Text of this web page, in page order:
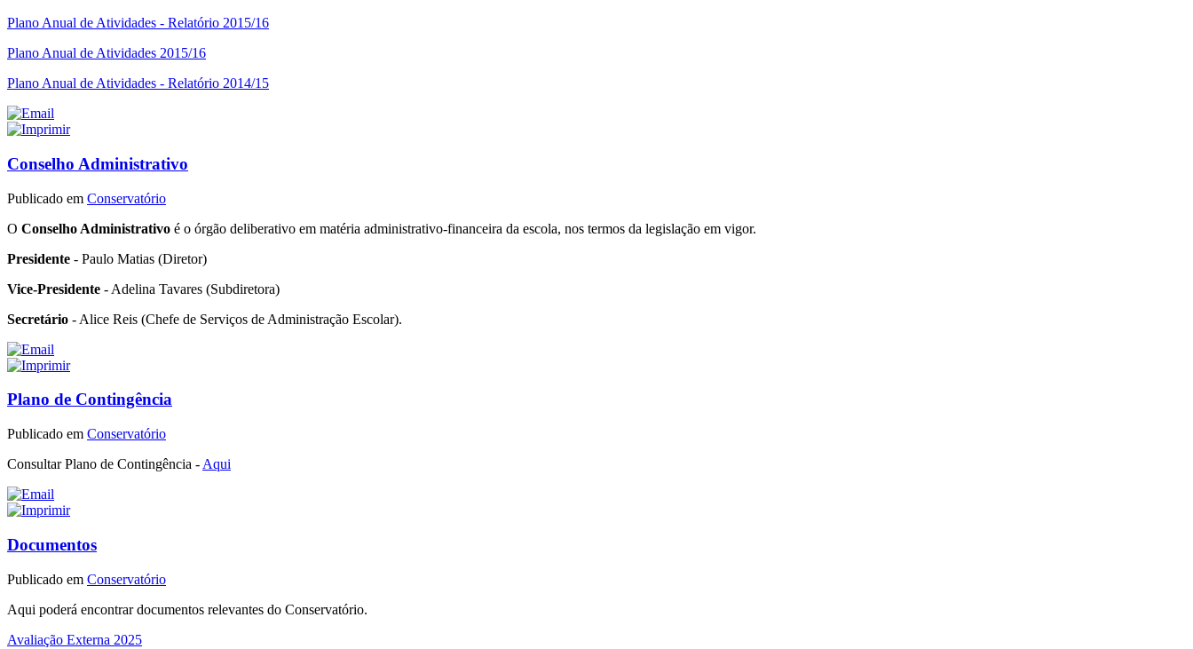
Plano Anual de Atividades - Relatório 2015/16
Plano Anual de Atividades 2015/16
Plano Anual de Atividades - Relatório 2014/15
Conselho Administrativo
Publicado em Conservatório
O Conselho Administrativo é o órgão deliberativo em matéria administrativo-financeira da escola, nos termos da legislação em vigor.
Presidente - Paulo Matias (Diretor)
Vice-Presidente - Adelina Tavares (Subdiretora)
Secretário - Alice Reis (Chefe de Serviços de Administração Escolar).
Plano de Contingência
Publicado em Conservatório
Consultar Plano de Contingência - Aqui
Documentos
Publicado em Conservatório
Aqui poderá encontrar documentos relevantes do Conservatório.
Avaliação Externa 2025